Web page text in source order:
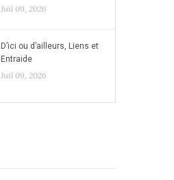
Juil 09, 2026
D’ici ou d’ailleurs, Liens et
Entraide
Juil 09, 2026